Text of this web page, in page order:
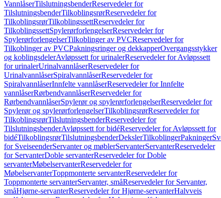
VannlåserTilslutningsbenderReservedeler for
TilslutningsbenderTilkoblingsrørReservedeler for
TilkoblingsrørTilkoblingssettReservedeler for
TilkoblingssettSpylerørforlengelserReservedeler for
SpylerørforlengelserTilkoblinger av PVCReservedeler for
Tilkoblinger av PVCPakningsringer og dekkapperOvergangsstykker
og koblingsdelerAvløpssett for urinalerReservedeler for Avløpssett
for urinalerUrinalvannlåserReservedeler for
UrinalvannlåserSpiralvannlåserReservedeler for
SpiralvannlåserInnfelte vannlåserReservedeler for Innfelte
vannlåserRørbendvannlåserReservedeler for
RørbendvannlåserSpylerør og spylerørforlengelserReservedeler for
Spylerør og spylerørforlengelserTilkoblingsrørReservedeler for
TilkoblingsrørTilslutningsbenderReservedeler for
TilslutningsbenderAvløpssett for bidéReservedeler for Avløpssett for
bidéTilkoblingsrørTilslutningsbenderDekslerTilkoblingerPakninger
for SveiseenderServanter og møblerServanterServanterReservedeler
for ServanterDoble servanterReservedeler for Doble
servanterMøbelservanterReservedeler for
MøbelservanterToppmonterte servanterReservedeler for
Toppmonterte servanterServanter, småReservedeler for Servanter,
småHjørne-servanterReservedeler for Hjørne-servanterHalvveis